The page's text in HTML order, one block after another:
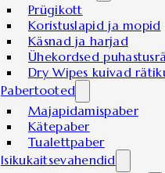
Prügikott
Koristuslapid ja mopid
Käsnad ja harjad
Ühekordsed
Dry Wipes kuivad
Pabertooted
Majapidamispaber
Kätepaber
Tualettpaber
Isikukaitsevahendid